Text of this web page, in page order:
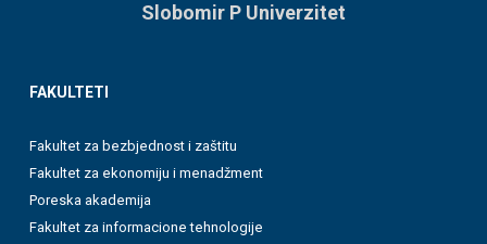
Slobomir P Univerzitet
FAKULTETI
Fakultet za bezbjednost i zaštitu
Fakultet za ekonomiju i menadžment
Poreska akademija
Fakultet za informacione tehnologije